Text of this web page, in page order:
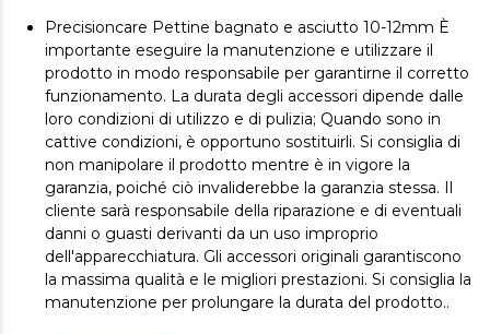
Precisioncare Pettine bagnato e asciutto 10-12mm È
importante eseguire la manutenzione e utilizzare il
prodotto in modo responsabile per garantirne il corretto
funzionamento. La durata degli accessori dipende dalle
loro condizioni di utilizzo e di pulizia; Quando sono in
cattive condizioni, è opportuno sostituirli. Si consiglia di
non manipolare il prodotto mentre è in vigore la
garanzia, poiché ciò invaliderebbe la garanzia stessa. Il
cliente sarà responsabile della riparazione e di eventuali
danni o guasti derivanti da un uso improprio
dell'apparecchiatura. Gli accessori originali garantiscono
la massima qualità e le migliori prestazioni. Si consiglia la
manutenzione per prolungare la durata del prodotto..